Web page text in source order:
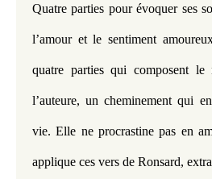
Quatre parties pour évoquer ses
l’amour et le sentiment
quatre parties qui composent
l’auteure, un cheminement qui
vie. Elle ne procrastine pas en
applique ces vers de Ronsard,